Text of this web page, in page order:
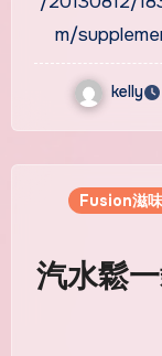
m/
kelly
Fusion滋
汽水鬆